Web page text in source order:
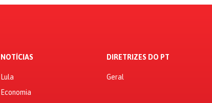
NOTÍCIAS
Lula
Economia
DIRETRIZES DO PT
Geral